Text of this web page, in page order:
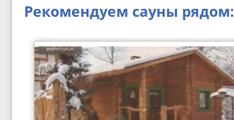
Рекомендуем сауны рядом: